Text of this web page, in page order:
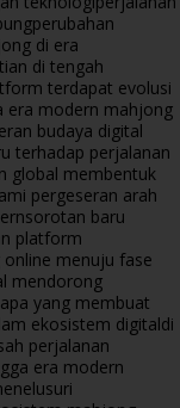
perubahan
di era
di tengah
terdapat evolusi
era modern mahjong
budaya digital
terhadap perjalanan
global membentuk
pergeseran arah
sorotan baru
platform
menuju fase
mendorong
apa yang membuat
ekosistem digitaldi
perjalanan
era modern